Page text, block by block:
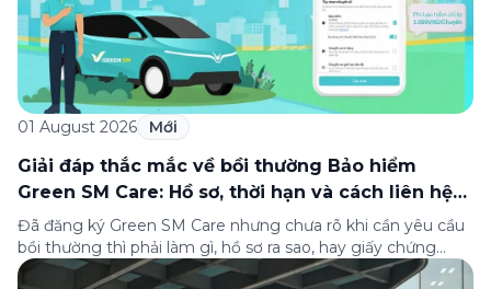
01 August 2026 Mới
Giải đáp thắc mắc về bồi thường Bảo hiểm
Green SM Care: Hồ sơ, thời hạn và cách liên hệ
hỗ trợ
Đã đăng ký Green SM Care nhưng chưa rõ khi cần yêu cầu
bồi thường thì phải làm gì, hồ sơ ra sao, hay giấy chứng
nhận bảo hiểm tìm ở đâu? Bài viết này tổng hợp đầy đủ các